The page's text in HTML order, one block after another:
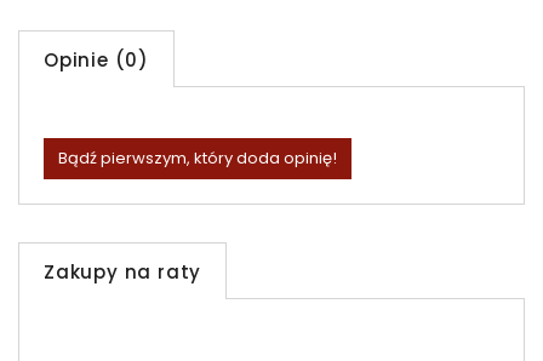
Opinie (0)
Bądź pierwszym, który doda opinię!
Zakupy na raty